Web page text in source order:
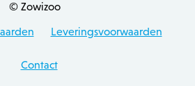
© Zowizoo
Leveringsvoorwaarden
Contact